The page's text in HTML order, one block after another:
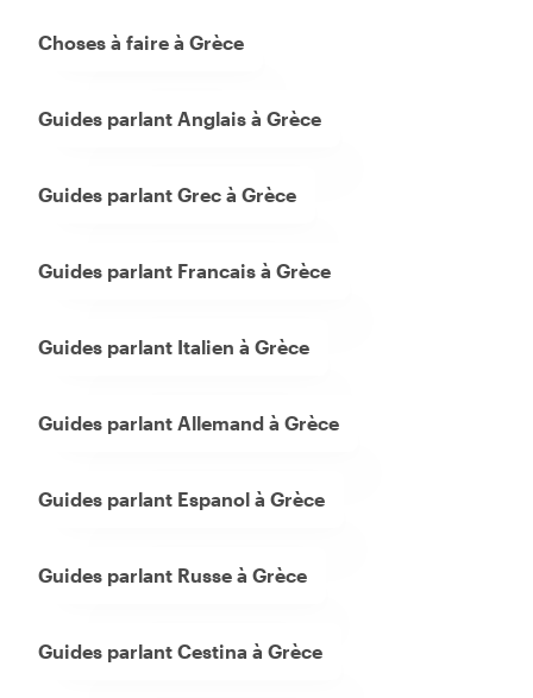
Choses à faire à Grèce
Guides parlant Anglais à Grèce
Guides parlant Grec à Grèce
Guides parlant Francais à Grèce
Guides parlant Italien à Grèce
Guides parlant Allemand à Grèce
Guides parlant Espanol à Grèce
Guides parlant Russe à Grèce
Guides parlant Cestina à Grèce